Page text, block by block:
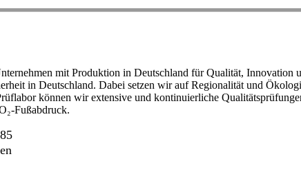
mit Produktion in Deutschland für Qualität, Innovation
in Deutschland. Dabei setzen wir auf Regionalität und
können wir extensive und kontinuierliche
Fußabdruck.